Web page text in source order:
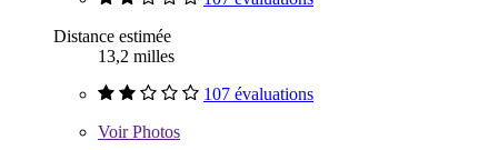
Distance estimée
13,2 milles
107 évaluations
VoirPhotos